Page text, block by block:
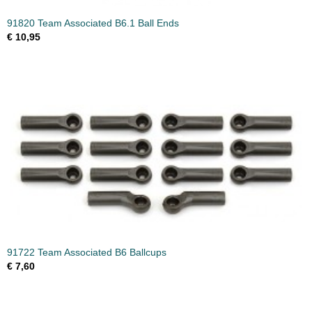
91820 Team Associated B6.1 Ball Ends
€ 10,95
91722 Team Associated B6 Ballcups
€ 7,60